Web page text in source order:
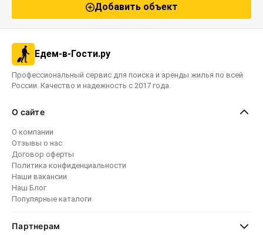
Добавить объект
Едем-в-Гости.ру
Профессиональный сервис для поиска и аренды жилья по всей
России. Качество и надежность с 2017 года.
О сайте
О компании
Отзывы о нас
Договор оферты
Политика конфиденциальности
Наши вакансии
Наш Блог
Популярные каталоги
Партнерам